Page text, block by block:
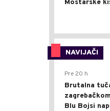
Mostarske
NAVIJAČI
Pre 20 h
Brutalna
Blu Bojsi